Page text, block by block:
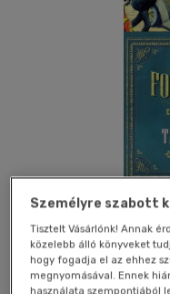
Kívánságlistához adom
(2
Személyre szabott
Tisztelt Vásárlónk! Annak
közelebb álló könyveket
hogy fogadja el az ehhez
megnyomásával. Ennek
használata szempontjából